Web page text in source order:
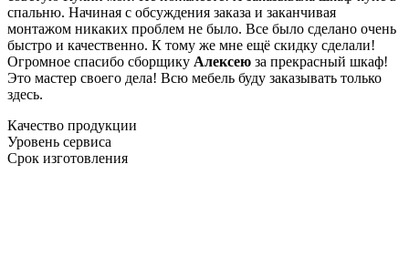
спальню. Начиная с обсуждения заказа и заканчивая
монтажом никаких проблем не было. Все было сделано очень
быстро и качественно. К тому же мне ещё скидку сделали!
Огромное спасибо сборщику Алексею за прекрасный шкаф!
Это мастер своего дела! Всю мебель буду заказывать только
здесь.
Качество продукции
Уровень сервиса
Срок изготовления